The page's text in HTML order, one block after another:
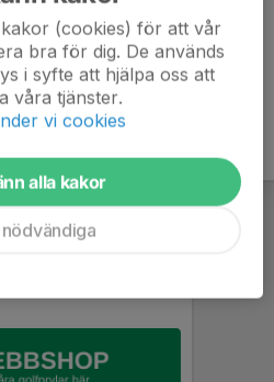
(cookies) för att vår
bra för dig. De används
i syfte att hjälpa oss att
våra tjänster.
vi cookies
alla kakor